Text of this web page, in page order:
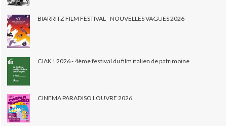
BIARRITZ FILM FESTIVAL - NOUVELLES VAGUES 2026
CIAK ! 2026 - 4ème festival du film italien de patrimoine
CINEMA PARADISO LOUVRE 2026